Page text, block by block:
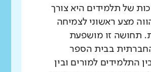
של תלמידים היא צורך
מצע ראשוני לצמיחה
תחושה זו מושפעת
בבית הספר
התלמידים למורים ובין